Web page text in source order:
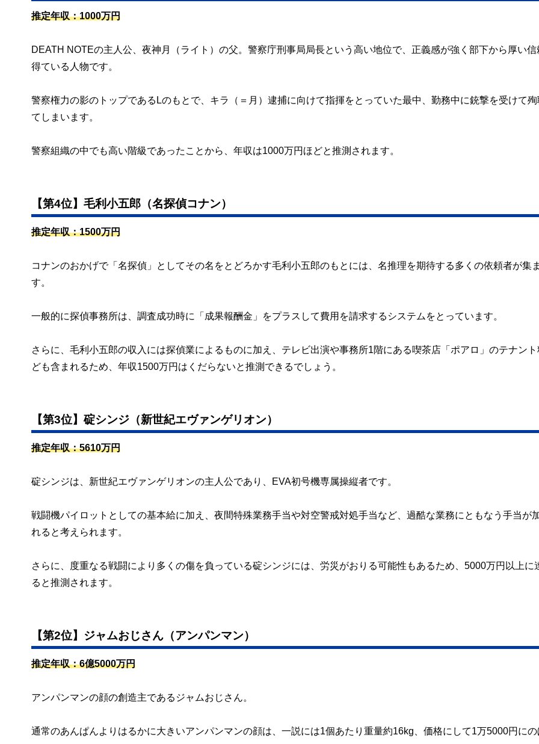
推定年収：1000万円
DEATH NOTEの主人公、夜神月（ライト）の父。警察庁刑事局局長という高い地位で、正義感が強く部下から厚い信
得ている人物です。
警察権力の影のトップであるLのもとで、キラ（＝月）逮捕に向けて指揮をとっていた最中、勤務中に銃撃を受けて殉
てしまいます。
警察組織の中でも高い階級であったことから、年収は1000万円ほどと推測されます。
【第4位】毛利小五郎（名探偵コナン）
推定年収：1500万円
コナンのおかげで「名探偵」としてその名をとどろかす毛利小五郎のもとには、名推理を期待する多くの依頼者が集
す。
一般的に探偵事務所は、調査成功時に「成果報酬金」をプラスして費用を請求するシステムをとっています。
さらに、毛利小五郎の収入には探偵業によるものに加え、テレビ出演や事務所1階にある喫茶店「ポアロ」のテナント
ども含まれるため、年収1500万円はくだらないと推測できるでしょう。
【第3位】碇シンジ（新世紀エヴァンゲリオン）
推定年収：5610万円
碇シンジは、新世紀エヴァンゲリオンの主人公であり、EVA初号機専属操縦者です。
戦闘機パイロットとしての基本給に加え、夜間特殊業務手当や対空警戒対処手当など、過酷な業務にともなう手当が
れると考えられます。
さらに、度重なる戦闘により多くの傷を負っている碇シンジには、労災がおりる可能性もあるため、5000万円以上に
ると推測されます。
【第2位】ジャムおじさん（アンパンマン）
推定年収：6億5000万円
アンパンマンの顔の創造主であるジャムおじさん。
通常のあんぱんよりはるかに大きいアンパンマンの顔は、一説には1個あたり重量約16kg、価格にして1万5000円にの